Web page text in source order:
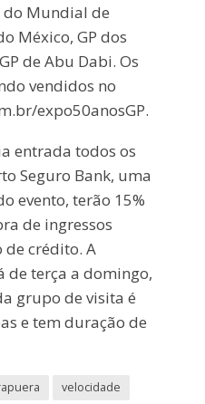
do Mundial de
México, GP dos
de Abu Dabi. Os
vendidos no
expo50anosGP.
entrada todos os
Seguro Bank, uma
evento, terão 15%
de ingressos
crédito. A
de terça a domingo,
grupo de visita é
e tem duração de
velocidade